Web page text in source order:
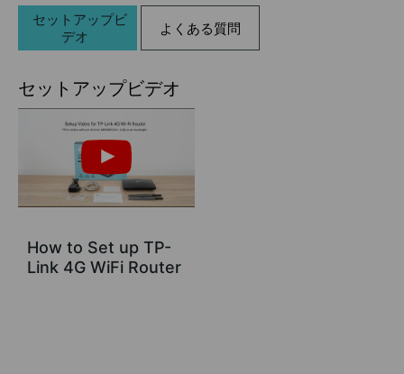
セットアップビ
デオ
よくある質問
セットアップビデオ
How to Set up TP-
Link 4G WiFi Router